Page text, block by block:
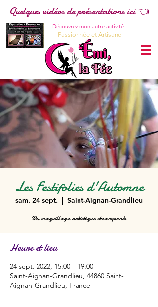
Quelques vidéos de présentationsici👈
Découvrez mon autre activité :
Passionnée et Artisane
Les Festifolies d'Automne
sam. 24 sept.
  |
Saint-Aignan-Grandlieu
Du maquillage artistique steampunk
Heure et lieu
24 sept. 2022, 15:00 – 19:00
Saint-Aignan-Grandlieu, 44860 Saint-
Aignan-Grandlieu, France